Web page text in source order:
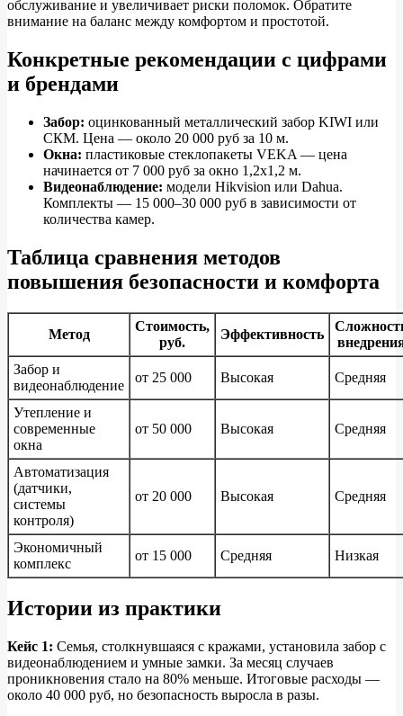
обслуживание и увеличивает риски поломок. Обратите
внимание на баланс между комфортом и простотой.
Конкретные рекомендации с цифрами
и брендами
Забор: оцинкованный металлический забор KIWI или
СКМ. Цена — около 20 000 руб за 10 м.
Окна: пластиковые стеклопакеты VEKA — цена
начинается от 7 000 руб за окно 1,2х1,2 м.
Видеонаблюдение: модели Hikvision или Dahua.
Комплекты — 15 000–30 000 руб в зависимости от
количества камер.
Таблица сравнения методов
повышения безопасности и комфорта
Метод
Стоимость,
руб.
Эффективность
Забор и
видеонаблюдение
от 25 000 Высокая Средняя
Утепление и
современные
окна
от 50 000 Высокая Средняя
Автоматизация
(датчики,
системы
контроля)
от 20 000 Высокая Средняя
Экономичный
комплекс
от 15 000 Средняя Низкая
Истории из практики
Кейс 1: Семья, столкнувшаяся с кражами, установила забор с
видеонаблюдением и умные замки. За месяц случаев
проникновения стало на 80% меньше. Итоговые расходы —
около 40 000 руб, но безопасность выросла в разы.